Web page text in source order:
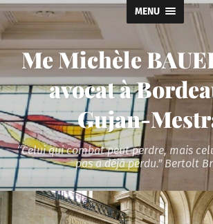
MENU
Me Michèle
avocat à
Gujan-
“Celui qui combat peut perdre, mais
pas a déjà perdu.” Bertolt